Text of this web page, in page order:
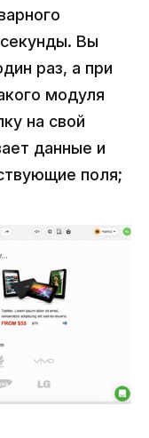
Вы
раз, а при
модуля
на свой
данные и
поля;